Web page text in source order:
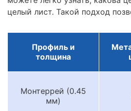
целый лист. Такой подход
Профиль и
толщина
Монтеррей (0.45
мм)